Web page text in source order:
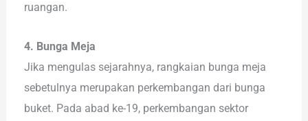
ruangan.
4. Bunga Meja
Jika mengulas sejarahnya, rangkaian bunga meja
sebetulnya merupakan perkembangan dari bunga
buket. Pada abad ke-19, perkembangan sektor